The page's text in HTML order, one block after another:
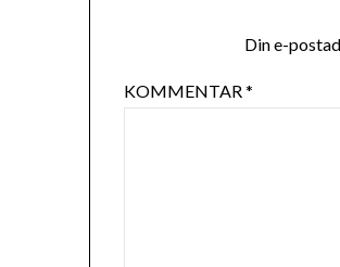
Din e-
KOMMENTAR*